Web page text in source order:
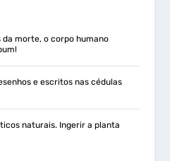
morte, o corpo humano
e escritos nas cédulas
naturais. Ingerir a planta